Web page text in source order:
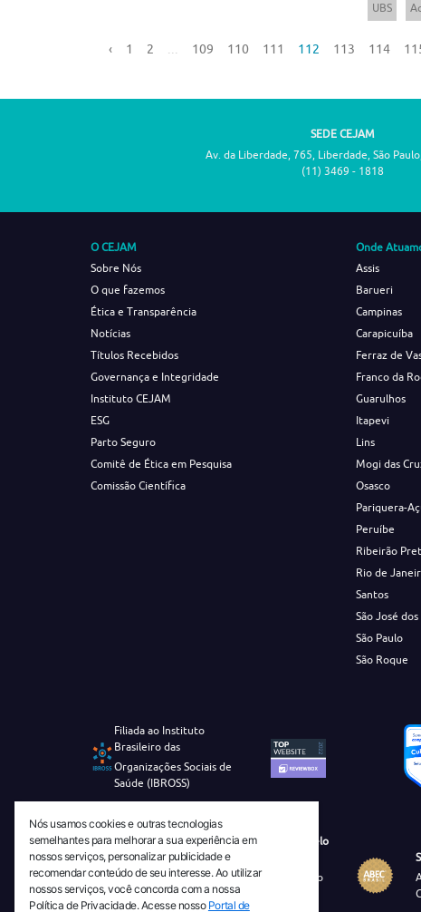
UBS
‹ 1 2 109 110 111 112 113 114
SEDE CEJAM
Av. da Liberdade, 765, Liberdade, São
(11) 3469 - 1818
O CEJAM
Sobre Nós
O que fazemos
Ética e Transparência
Notícias
Títulos Recebidos
Governança e Integridade
Instituto CEJAM
ESG
Parto Seguro
Comitê de Ética em Pesquisa
Comissão Científica
Onde
Assis
Barueri
Campinas
Carapicuíba
Ferraz de
Franco da
Guarulhos
Itapevi
Lins
Mogi das
Osasco
Pariquera-
Peruíbe
Ribeirão
Rio de
Santos
São José dos
São Paulo
São Roque
Filiada ao Instituto
Brasileiro das
Organizações Sociais de
Saúde (IBROSS)
Revista Tecnico-Cientifica CEJAM Selo
Diamante de Ciência Aberta
Diretório Migulim Instituto Brasileiro
de Informação em Ciência e
Nós usamos cookies e outras tecnologias
semelhantes para melhorar a sua experiência em
nossos serviços, personalizar publicidade e
recomendar conteúdo de seu interesse. Ao utilizar
nossos serviços, você concorda com a nossa
Política de Privacidade. Acesse nosso Portal de